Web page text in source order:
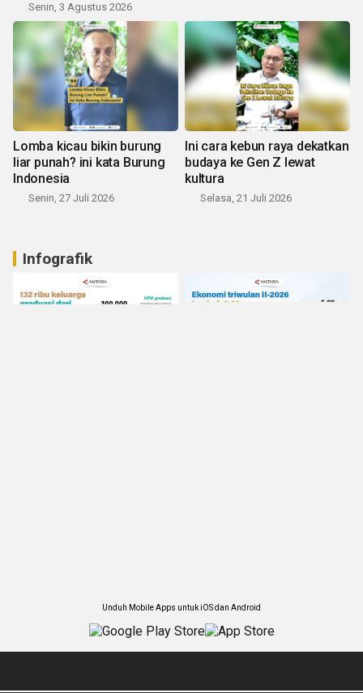
Senin, 3 Agustus 2026
Lomba kicau bikin burung
liar punah? ini kata Burung
Indonesia
Senin, 27 Juli 2026
Ini cara kebun raya dekatkan
budaya ke Gen Z lewat
kultura
Selasa, 21 Juli 2026
Infografik
Unduh Mobile Apps untuk iOS dan Android